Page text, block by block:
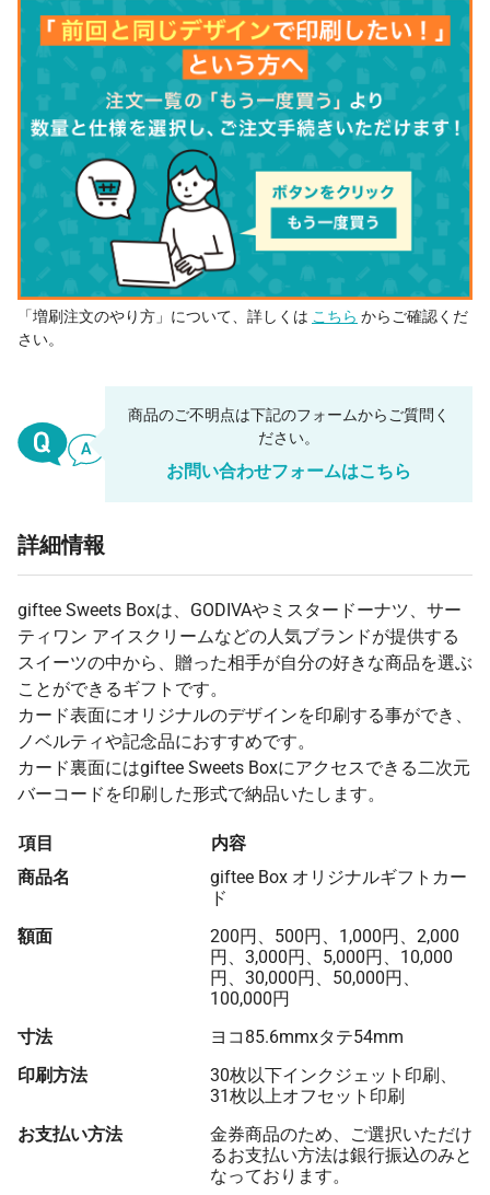
「増刷注文のやり方」について、詳しくは こちら からご確認くだ
さい。
商品のご不明点は下記のフォームからご質問く
ださい。
お問い合わせフォームはこちら
詳細情報
giftee Sweets Boxは、GODIVAやミスタードーナツ、サー
ティワン アイスクリームなどの人気ブランドが提供する
スイーツの中から、贈った相手が自分の好きな商品を選ぶ
ことができるギフトです。
カード表面にオリジナルのデザインを印刷する事ができ、
ノベルティや記念品におすすめです。
カード裏面にはgiftee Sweets Boxにアクセスできる二次元
バーコードを印刷した形式で納品いたします。
項目
内容
商品名
giftee Box オリジナルギフトカー
ド
額面
200円、500円、1,000円、2,000
円、3,000円、5,000円、10,000
円、30,000円、50,000円、
100,000円
寸法
ヨコ85.6mmxタテ54mm
印刷方法
30枚以下インクジェット印刷、
31枚以上オフセット印刷
お支払い方法
金券商品のため、ご選択いただけ
るお支払い方法は銀行振込のみと
なっております。